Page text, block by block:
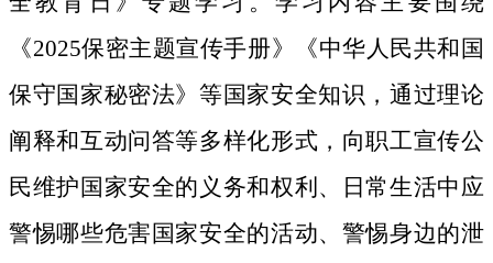
《2025保密主题宣传手册》《中华人民共和国
保守国家秘密法》等国家安全知识，通过理论
阐释和互动问答等多样化形式，向职工宣传公
民维护国家安全的义务和权利、日常生活中应
警惕哪些危害国家安全的活动、警惕身边的泄